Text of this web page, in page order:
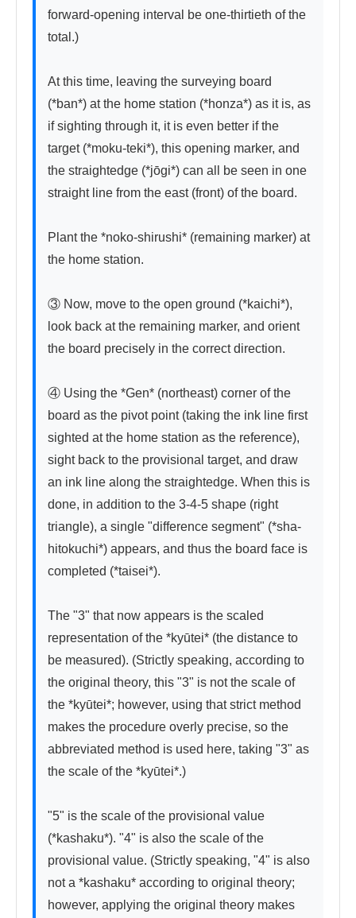
forward-opening interval be one-thirtieth of the
total.)
At this time, leaving the surveying board
(*ban*) at the home station (*honza*) as it is, as
if sighting through it, it is even better if the
target (*moku-teki*), this opening marker, and
the straightedge (*jōgi*) can all be seen in one
straight line from the east (front) of the board.
Plant the *noko-shirushi* (remaining marker) at
the home station.
③ Now, move to the open ground (*kaichi*),
look back at the remaining marker, and orient
the board precisely in the correct direction.
④ Using the *Gen* (northeast) corner of the
board as the pivot point (taking the ink line first
sighted at the home station as the reference),
sight back to the provisional target, and draw
an ink line along the straightedge. When this is
done, in addition to the 3-4-5 shape (right
triangle), a single "difference segment" (*sha-
hitokuchi*) appears, and thus the board face is
completed (*taisei*).
The "3" that now appears is the scaled
representation of the *kyūtei* (the distance to
be measured). (Strictly speaking, according to
the original theory, this "3" is not the scale of
the *kyūtei*; however, using that strict method
makes the procedure overly precise, so the
abbreviated method is used here, taking "3" as
the scale of the *kyūtei*.)
"5" is the scale of the provisional value
(*kashaku*). "4" is also the scale of the
provisional value. (Strictly speaking, "4" is also
not a *kashaku* according to original theory;
however, applying the original theory makes